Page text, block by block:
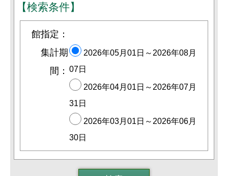
【検索条件】
館指定：
集計期
間：
2026年05月01日～2026年08月
07日
2026年04月01日～2026年07月
31日
2026年03月01日～2026年06月
30日